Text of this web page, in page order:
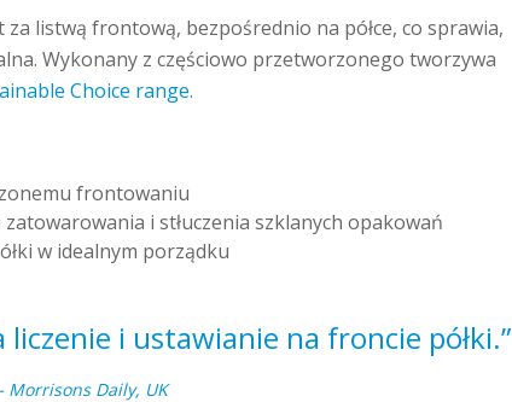
listwą frontową, bezpośrednio na półce, co sprawia,
Wykonany z częściowo przetworzonego tworzywa
Choice range.
frontowaniu
i stłuczenia szklanych opakowań
w idealnym porządku
liczenie i ustawianie na froncie półki.”
Morrisons Daily, UK